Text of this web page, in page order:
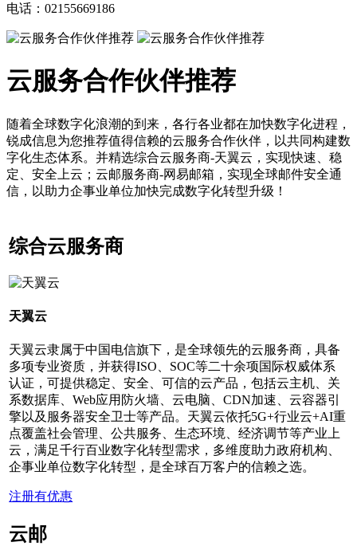
电话：02155669186
云服务合作伙伴推荐
随着全球数字化浪潮的到来，各行各业都在加快数字化进程，
锐成信息为您推荐值得信赖的云服务合作伙伴，以共同构建数
字化生态体系。并精选综合云服务商-天翼云，实现快速、稳
定、安全上云；云邮服务商-网易邮箱，实现全球邮件安全通
信，以助力企事业单位加快完成数字化转型升级！
综合云服务商
天翼云
天翼云隶属于中国电信旗下，是全球领先的云服务商，具备
多项专业资质，并获得ISO、SOC等二十余项国际权威体系
认证，可提供稳定、安全、可信的云产品，包括云主机、关
系数据库、Web应用防火墙、云电脑、CDN加速、云容器引
擎以及服务器安全卫士等产品。天翼云依托5G+行业云+AI重
点覆盖社会管理、公共服务、生态环境、经济调节等产业上
云，满足千行百业数字化转型需求，多维度助力政府机构、
企事业单位数字化转型，是全球百万客户的信赖之选。
注册有优惠
云邮